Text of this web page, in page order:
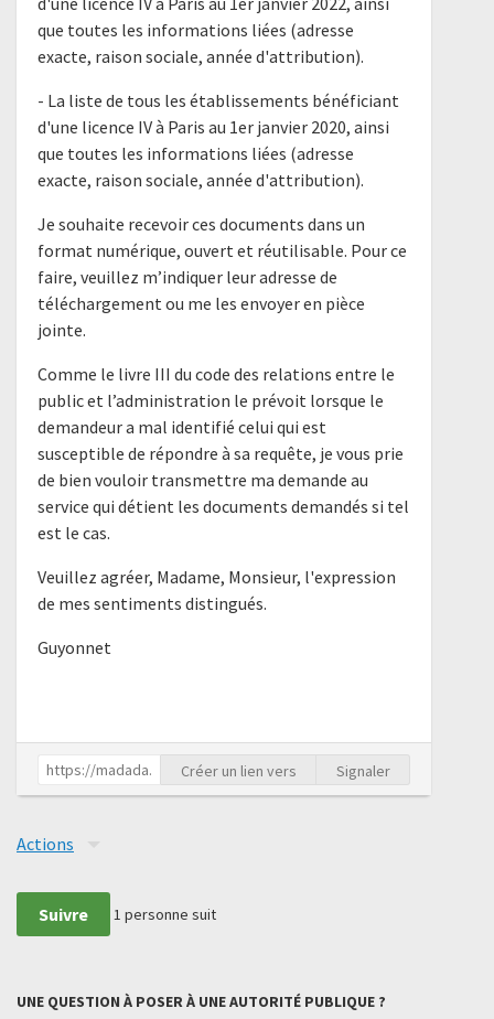
que toutes les informations liées (adresse
exacte, raison sociale, année d'attribution).
- La liste de tous les établissements bénéficiant
d'une licence IV à Paris au 1er janvier 2020, ainsi
que toutes les informations liées (adresse
exacte, raison sociale, année d'attribution).
Je souhaite recevoir ces documents dans un
format numérique, ouvert et réutilisable. Pour ce
faire, veuillez m’indiquer leur adresse de
téléchargement ou me les envoyer en pièce
jointe.
Comme le livre III du code des relations entre le
public et l’administration le prévoit lorsque le
demandeur a mal identifié celui qui est
susceptible de répondre à sa requête, je vous prie
de bien vouloir transmettre ma demande au
service qui détient les documents demandés si tel
est le cas.
Veuillez agréer, Madame, Monsieur, l'expression
de mes sentiments distingués.
Guyonnet
Créer un lien vers Signaler
Actions
Suivre 1 personne suit
UNE QUESTION À POSER À UNE AUTORITÉ PUBLIQUE ?